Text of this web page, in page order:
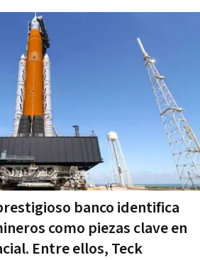
banco identifica
como piezas clave en
Entre ellos, Teck